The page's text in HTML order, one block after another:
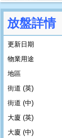
放盤詳情
更新日期
物業用途
地區
街道 (英)
街道 (中)
大廈 (英)
大廈 (中)